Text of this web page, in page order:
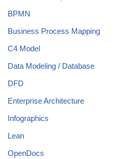
BPMN
Business Process Mapping
C4 Model
Data Modeling / Database
DFD
Enterprise Architecture
Infographics
Lean
OpenDocs